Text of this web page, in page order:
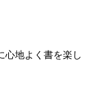
心地よく書を楽し